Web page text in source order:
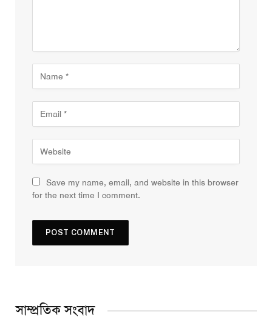
Save my name, email, and website in this browser
for the next time I comment.
সাম্প্রতিক সংবাদ